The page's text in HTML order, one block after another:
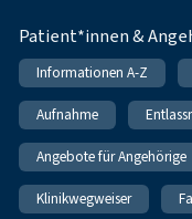
Patient*innen &
Informationen A-Z
Aufnahme
Angebote für Angehörige
Klinikwegweiser